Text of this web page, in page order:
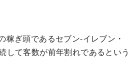
ぎ頭であるセブン-イレブン・
して客数が前年割れであるという